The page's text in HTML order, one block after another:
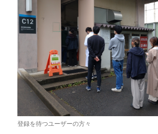
登録を待つユーザーの方々